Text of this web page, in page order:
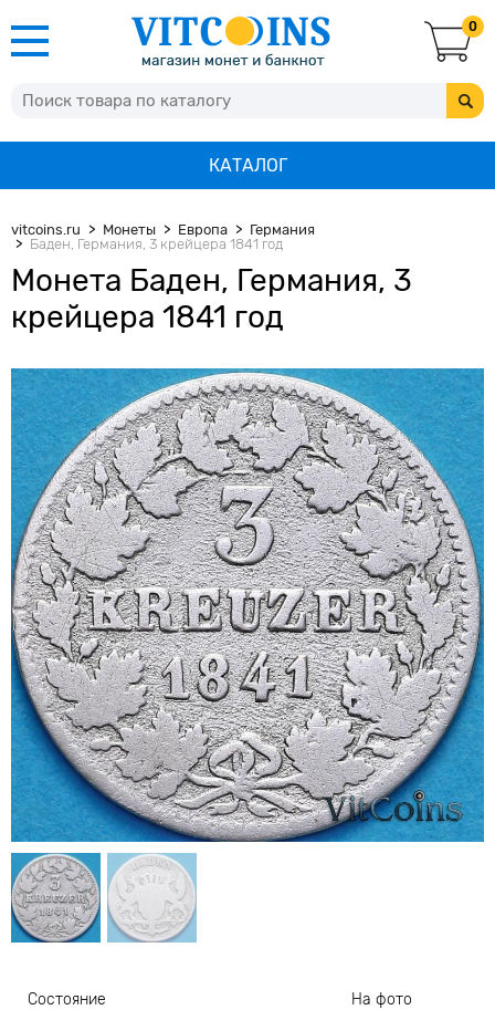
0
КАТАЛОГ
vitcoins.ru Монеты Европа
Германия
Баден, Германия, 3 крейцера 1841 год
Монета Баден, Германия, 3
крейцера 1841 год
Состояние
На фото